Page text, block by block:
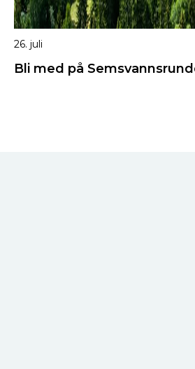
26. juli
Bli med på